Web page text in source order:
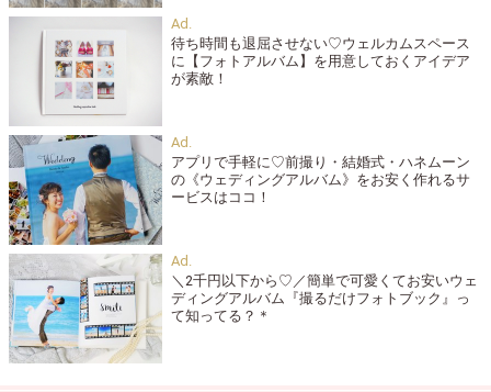
待ち時間も退屈させない♡ウェルカムスペース
に【フォトアルバム】を用意しておくアイデア
が素敵！
アプリで手軽に♡前撮り・結婚式・ハネムーン
の《ウェディングアルバム》をお安く作れるサ
ービスはココ！
＼2千円以下から♡／簡単で可愛くてお安いウェ
ディングアルバム『撮るだけフォトブック』っ
て知ってる？＊